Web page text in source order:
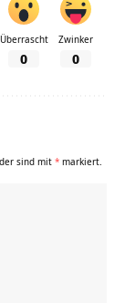
Überrascht
0
Zwinker
0
sind mit * markiert.